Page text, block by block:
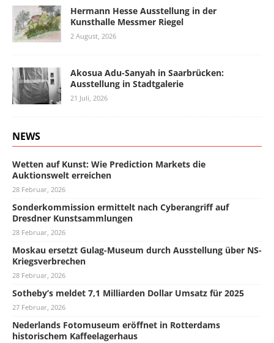
Hermann Hesse Ausstellung in der
Kunsthalle Messmer Riegel
2 August, 2026
Akosua Adu-Sanyah in Saarbrücken:
Ausstellung in Stadtgalerie
21 Juli, 2026
NEWS
Wetten auf Kunst: Wie Prediction Markets die
Auktionswelt erreichen
28 Februar, 2026
Sonderkommission ermittelt nach Cyberangriff auf
Dresdner Kunstsammlungen
28 Februar, 2026
Moskau ersetzt Gulag-Museum durch Ausstellung über NS-
Kriegsverbrechen
28 Februar, 2026
Sotheby’s meldet 7,1 Milliarden Dollar Umsatz für 2025
27 Februar, 2026
Nederlands Fotomuseum eröffnet in Rotterdams
historischem Kaffeelagerhaus